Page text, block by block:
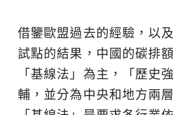
借鑒歐盟過去的經驗，以
試點的結果，中國的碳排
「基線法」為主，「歷史
輔，並分為中央和地方兩